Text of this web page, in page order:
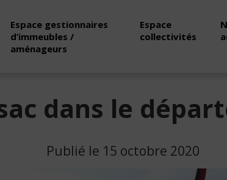
Espace gestionnaires
d’immeubles /
aménageurs
Espace
collectivités
dans le
Publié le 15 octobre 2020